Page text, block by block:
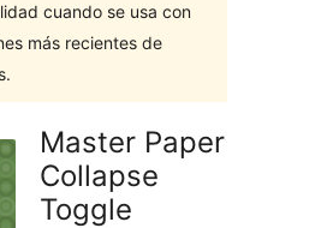
cuando se usa con
más recientes de
Master Paper
Collapse
Toggle